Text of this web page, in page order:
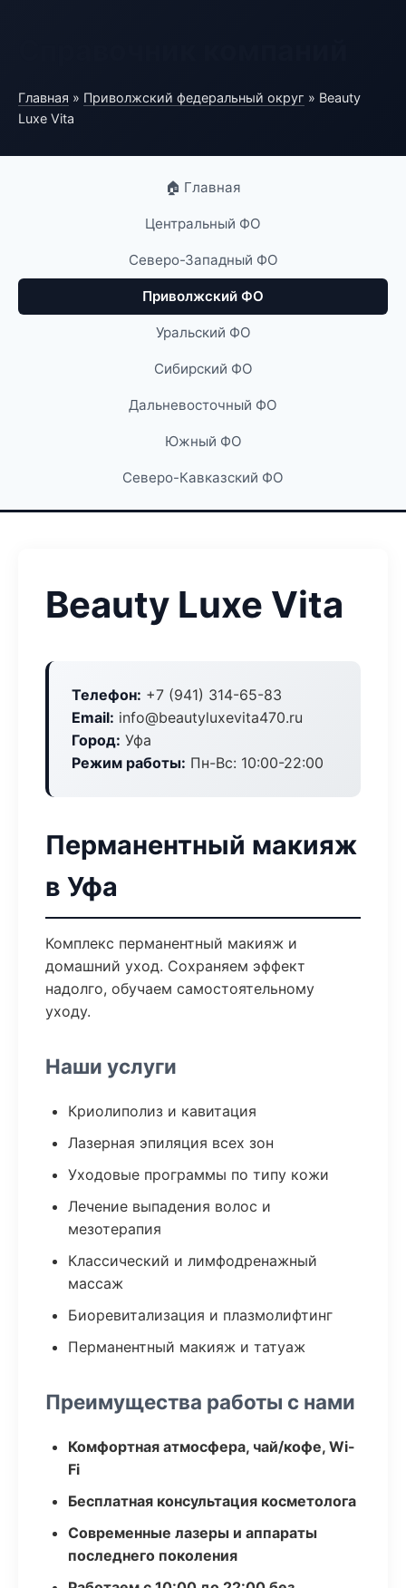
Главная » Приволжский федеральный округ » Beauty
Luxe Vita
🏠 Главная
Центральный ФО
Северо-Западный ФО
Приволжский ФО
Уральский ФО
Сибирский ФО
Дальневосточный ФО
Южный ФО
Северо-Кавказский ФО
Beauty Luxe Vita
Телефон: +7 (941) 314-65-83
Email: info@beautyluxevita470.ru
Город: Уфа
Режим работы: Пн-Вс: 10:00-22:00
Перманентный макияж
в Уфа
Комплекс перманентный макияж и
домашний уход. Сохраняем эффект
надолго, обучаем самостоятельному
уходу.
Наши услуги
Криолиполиз и кавитация
Лазерная эпиляция всех зон
Уходовые программы по типу кожи
Лечение выпадения волос и
мезотерапия
Классический и лимфодренажный
массаж
Биоревитализация и плазмолифтинг
Перманентный макияж и татуаж
Преимущества работы с нами
Комфортная атмосфера, чай/кофе, Wi-
Fi
Бесплатная консультация косметолога
Современные лазеры и аппараты
последнего поколения